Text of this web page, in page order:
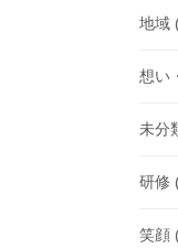
地域
想い
未分
研修
笑顔